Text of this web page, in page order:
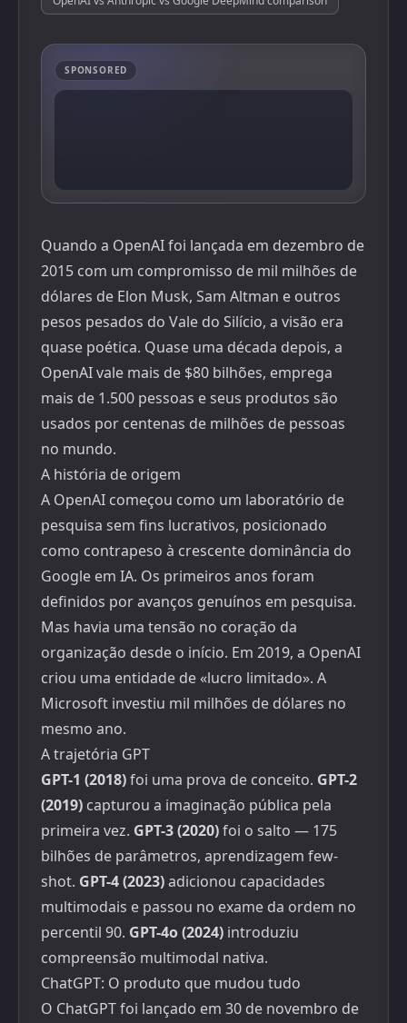
SPONSORED
Quando a OpenAI foi lançada em dezembro de
2015 com um compromisso de mil milhões de
dólares de Elon Musk, Sam Altman e outros
pesos pesados do Vale do Silício, a visão era
quase poética. Quase uma década depois, a
OpenAI vale mais de $80 bilhões, emprega
mais de 1.500 pessoas e seus produtos são
usados por centenas de milhões de pessoas
no mundo.
A história de origem
A OpenAI começou como um laboratório de
pesquisa sem fins lucrativos, posicionado
como contrapeso à crescente dominância do
Google em IA. Os primeiros anos foram
definidos por avanços genuínos em pesquisa.
Mas havia uma tensão no coração da
organização desde o início. Em 2019, a OpenAI
criou uma entidade de «lucro limitado». A
Microsoft investiu mil milhões de dólares no
mesmo ano.
A trajetória GPT
GPT-1 (2018)foi uma prova de conceito. GPT-2
(2019) capturou a imaginação pública pela
primeira vez. GPT-3 (2020)foi o salto — 175
bilhões de parâmetros, aprendizagem few-
shot. GPT-4 (2023)adicionou capacidades
multimodais e passou no exame da ordem no
percentil 90. GPT-4o (2024) introduziu
compreensão multimodal nativa.
ChatGPT: O produto que mudou tudo
O ChatGPT foi lançado em 30 de novembro de